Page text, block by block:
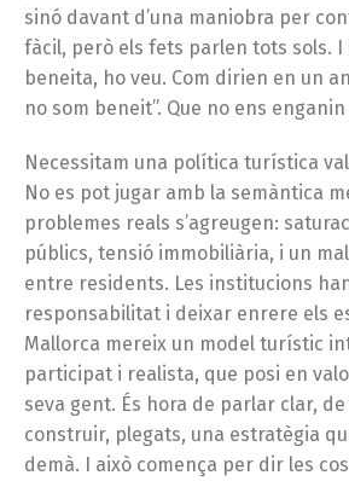
sinó davant d’una maniobra per
fàcil, però els fets parlen tots sols. I
beneita, ho veu. Com dirien en un
no som beneit”. Que no ens enganin
Necessitam una política turística
No es pot jugar amb la semàntica
problemes reals s’agreugen:
públics, tensió immobiliària, i un
entre residents. Les institucions
responsabilitat i deixar enrere els
Mallorca mereix un model turístic
participat i realista, que posi en
seva gent. És hora de parlar clar,
construir, plegats, una estratègia
demà. I això comença per dir les